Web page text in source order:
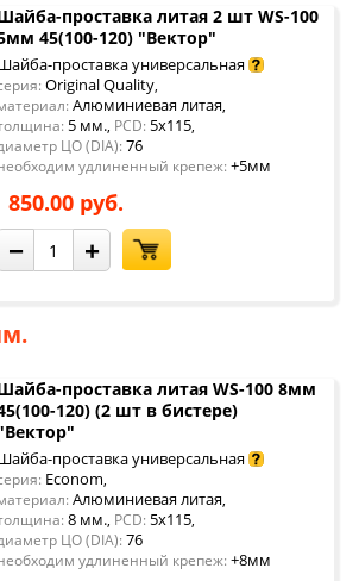
проставка литая 2 шт WS-100
45(100-120) "Вектор"
проставка универсальная
Original Quality,
Алюминиевая литая,
5 мм., PCD: 5x115,
ЦО (DIA): 76
удлиненный крепеж: +5мм
850.00 руб.
− +
проставка литая WS-100 8мм
120) (2 шт в бистере)
проставка универсальная
Econom,
Алюминиевая литая,
8 мм., PCD: 5x115,
ЦО (DIA): 76
удлиненный крепеж: +8мм